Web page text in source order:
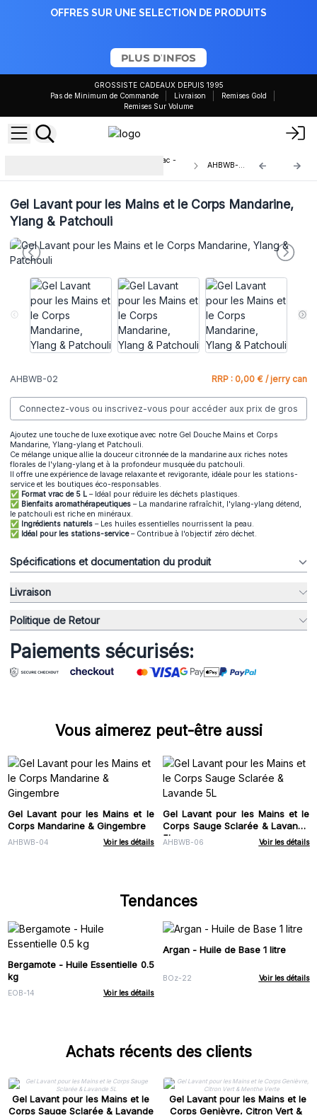
OFFRES SUR UNE SELECTION DE PRODUITS
PLUS D'INFOS
GROSSISTE CADEAUX DEPUIS 1995
Pas de Minimum de Commande
Livraison
Remises Gold
Remises Sur Volume
Gels Douche Aromathérapie en Vrac -
AHBWB-02
Gel Lavant pour les Mains et le Corps Mandarine,
Ylang & Patchouli
AHBWB-02 RRP : 0,00 € / jerry can
Connectez-vous ou inscrivez-vous pour accéder aux prix de gros
Ajoutez une touche de luxe exotique avec notre Gel Douche Mains et Corps
Mandarine, Ylang-ylang et Patchouli.
Ce mélange unique allie la douceur citronnée de la mandarine aux riches notes
florales de l'ylang-ylang et à la profondeur musquée du patchouli.
Il offre une expérience de lavage relaxante et revigorante, idéale pour les stations-
service et les boutiques éco-responsables.
✅ Format vrac de 5 L – Idéal pour réduire les déchets plastiques.
✅ Bienfaits aromathérapeutiques – La mandarine rafraîchit, l'ylang-ylang détend,
le patchouli est riche en minéraux.
✅
Ingrédients naturels – Les huiles essentielles nourrissent la peau.
✅
Idéal pour les stations-service– Contribue à l'objectif zéro déchet.
Spécifications et documentation du produit
Livraison
Politique de Retour
Paiements sécurisés:
Vous aimerez peut-être aussi
Gel Lavant pour les Mains et le
Corps Mandarine & Gingembre
AHBWB-04 Voir les détails
Gel Lavant pour les Mains et le
Corps Sauge Sclarée & Lavande
5L
AHBWB-06 Voir les détails
Tendances
Bergamote - Huile Essentielle 0.5
kg
EOB-14 Voir les détails
Argan - Huile de Base 1 litre
BOz-22 Voir les détails
Achats récents des clients
Gel Lavant pour les Mains et le
Corps Sauge Sclarée & Lavande
Gel Lavant pour les Mains et le
Corps Genièvre, Citron Vert &